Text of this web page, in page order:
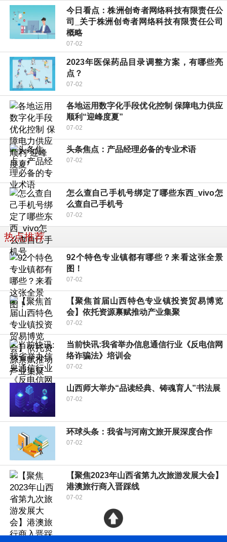
今日看点：株洲创奇者网络科技有限责任公
司_关于株洲创奇者网络科技有限责任公司
概略
07-02
2023年医保药品目录调整方案，有哪些亮
点？
07-02
各地运用数字化手段优化控制 保障电力供应
顺利“迎峰度夏”
07-02
头条焦点：产品经理必备的专业术语
07-02
怎么查自己手机号绑定了哪些东西_vivo怎
么查自己手机号
07-02
热点推荐
92个特色专业镇都有哪些？来看这张全景
图！
07-02
【聚焦首届山西特色专业镇投资贸易博览
会】依托资源禀赋推动产业集聚
07-02
当前快讯:我省举办信息通信行业《反电信网
络诈骗法》培训会
07-02
山西师大举办“品读经典、铸魂育人”书法展
07-02
环球头条：我省与河南文旅开展深度合作
07-02
【聚焦2023年山西省第九次旅游发展大会】
港澳旅行商入晋踩线
07-02